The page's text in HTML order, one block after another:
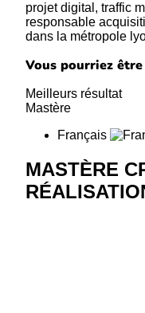
projet digital, traffic
responsable
dans la métropole
Vous pourriez
Meilleurs résultat
Mastère
Français
MASTÈRE